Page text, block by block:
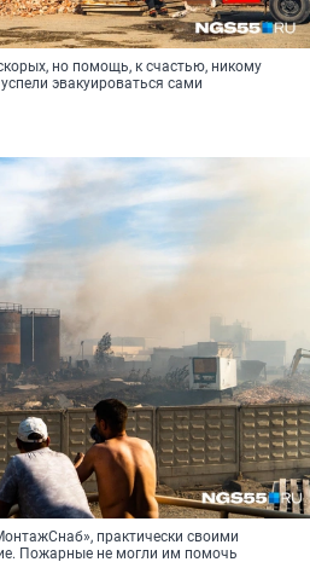
но помощь, к счастью, никому
эвакуироваться сами
практически своими
Пожарные не могли им помочь